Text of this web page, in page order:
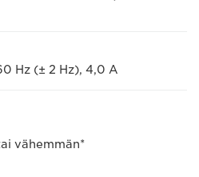
Hz (± 2 Hz), 4,0 A
vähemmän*